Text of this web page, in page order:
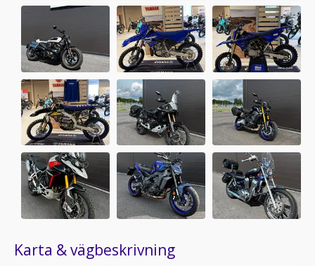
Karta & vägbeskrivning